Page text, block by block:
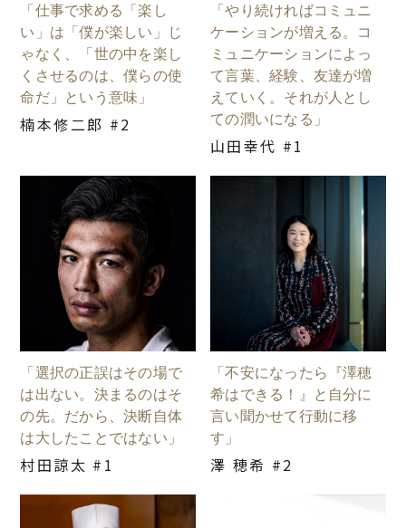
「仕事で求める「楽し
い」は「僕が楽しい」じ
ゃなく、「世の中を楽し
くさせるのは、僕らの使
命だ」という意味」
楠本修二郎 #2
「やり続ければコミュニ
ケーションが増える。コ
ミュニケーションによっ
て言葉、経験、友達が増
えていく。それが人とし
ての潤いになる」
山田幸代 #1
「選択の正誤はその場で
は出ない。決まるのはそ
の先。だから、決断自体
は大したことではない」
村田諒太 #1
「不安になったら『澤穂
希はできる！』と自分に
言い聞かせて行動に移
す」
澤 穂希 #2